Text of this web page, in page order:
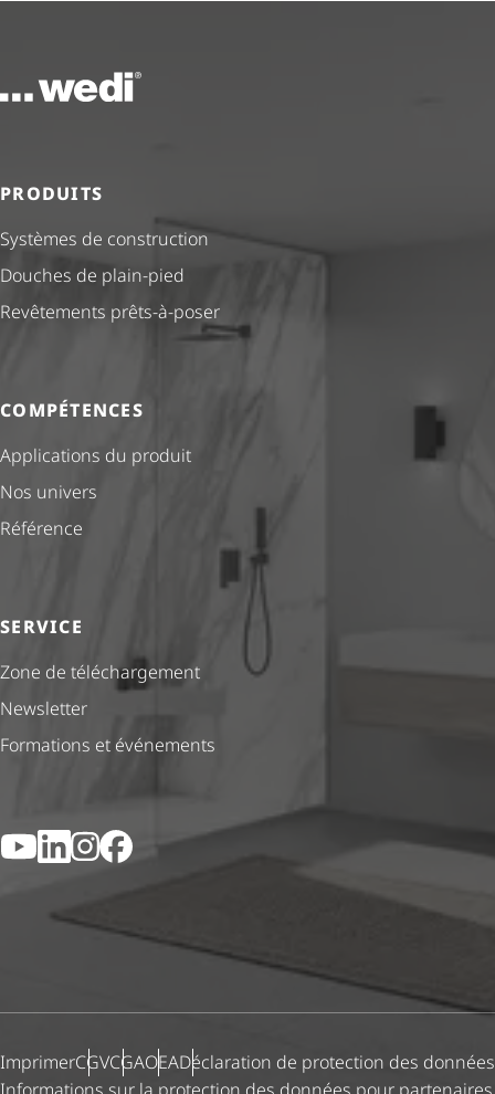
Vers la page d'accueil
PRODUITS
Systèmes de construction
Douches de plain-pied
Revêtements prêts-à-poser
COMPÉTENCES
Applications du produit
Nos univers
Référence
SERVICE
Zone de téléchargement
Newsletter
Formations et événements
YouTubeLinkedIn
Instagram
Facebook
ImprimerCGVCGAOEADéclaration de protection des données